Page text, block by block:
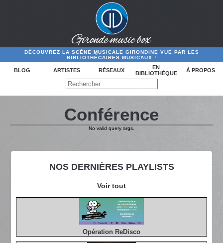
DÉCOUVREZ LA SCÈNE MUSICALE GIRONDINE VUE PAR LES
BIBLIOTHÉCAIRES MUSICAUX !
BLOG ARTISTES RÉSEAUX
EN
BIBLIOTHÈQUE
À PROPOS
NOS DERNIÈRES PLAYLISTS
Voir tout
Opération ReDisco
Conférence
No valid query args.